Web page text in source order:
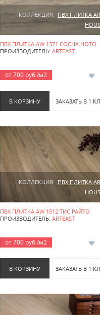
КОЛЛЕКЦИЯ: ПВХ ПЛИТКА
ПВХ ПЛИТКА AW 1371 СОСНА НОТО
ПРОИЗВОДИТЕЛЬ: ARTEAST
от 700 руб./м2
В КОРЗИНУ ЗАКАЗАТЬ В 1
КОЛЛЕКЦИЯ: ПВХ ПЛИТКА
ПВХ ПЛИТКА AW 1512 ТИС РАЙТО
ПРОИЗВОДИТЕЛЬ: ARTEAST
от 700 руб./м2
В КОРЗИНУ ЗАКАЗАТЬ В 1